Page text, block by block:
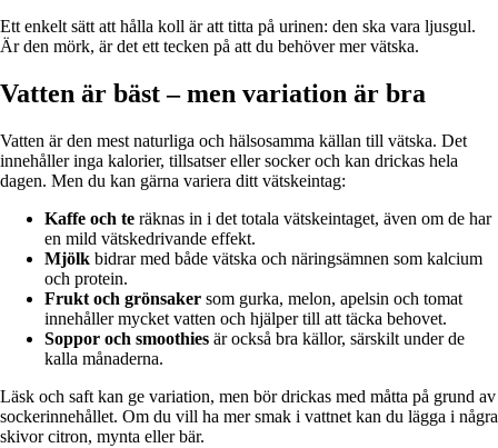
Ett enkelt sätt att hålla koll är att titta på urinen: den ska vara ljusgul.
Är den mörk, är det ett tecken på att du behöver mer vätska.
Vatten är bäst – men variation är bra
Vatten är den mest naturliga och hälsosamma källan till vätska. Det
innehåller inga kalorier, tillsatser eller socker och kan drickas hela
dagen. Men du kan gärna variera ditt vätskeintag:
Kaffe och te räknas in i det totala vätskeintaget, även om de har
en mild vätskedrivande effekt.
Mjölk bidrar med både vätska och näringsämnen som kalcium
och protein.
Frukt och grönsaker som gurka, melon, apelsin och tomat
innehåller mycket vatten och hjälper till att täcka behovet.
Soppor och smoothies är också bra källor, särskilt under de
kalla månaderna.
Läsk och saft kan ge variation, men bör drickas med måtta på grund av
sockerinnehållet. Om du vill ha mer smak i vattnet kan du lägga i några
skivor citron, mynta eller bär.